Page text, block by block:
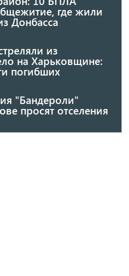
где жили
Донбасса
из
на Харьковщине:
погибших
"Бандероли"
просят отселения